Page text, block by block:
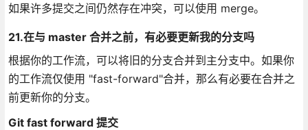
如果许多提交之间仍然存在冲突，可以使用 merge。
21.在与 master 合并之前，有必要更新我的分支吗
根据你的工作流，可以将旧的分支合并到主分支中。如果你
的工作流仅使用 "fast-forward"合并，那么有必要在合并之
前更新你的分支。
Git fast forward 提交